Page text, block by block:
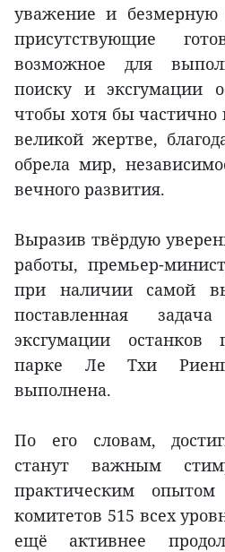
уважение и безмерную
присутствующие
возможное для
поиску и эксгумации
чтобы хотя бы частично
великой жертве,
обрела мир,
вечного развития.
Выразив твёрдую
работы, премьер-
при наличии самой
поставленная
эксгумации
парке Ле Тхи
выполнена.
По его словам,
станут важным
практическим
комитетов 515 всех
ещё активнее